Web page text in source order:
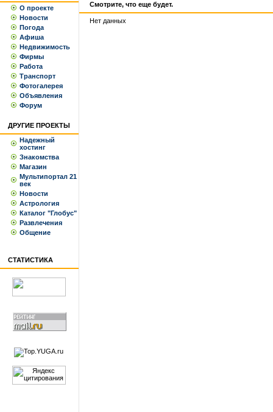
О проекте
Новости
Погода
Афиша
Недвижимость
Фирмы
Работа
Транспорт
Фотогалерея
Объявления
Форум
ДРУГИЕ ПРОЕКТЫ
Надежный
хостинг
Знакомства
Магазин
Мультипортал 21
век
Новости
Астрология
Каталог "Глобус"
Развлечения
Общение
СТАТИСТИКА
Смотрите, что еще будет.
Нет данных